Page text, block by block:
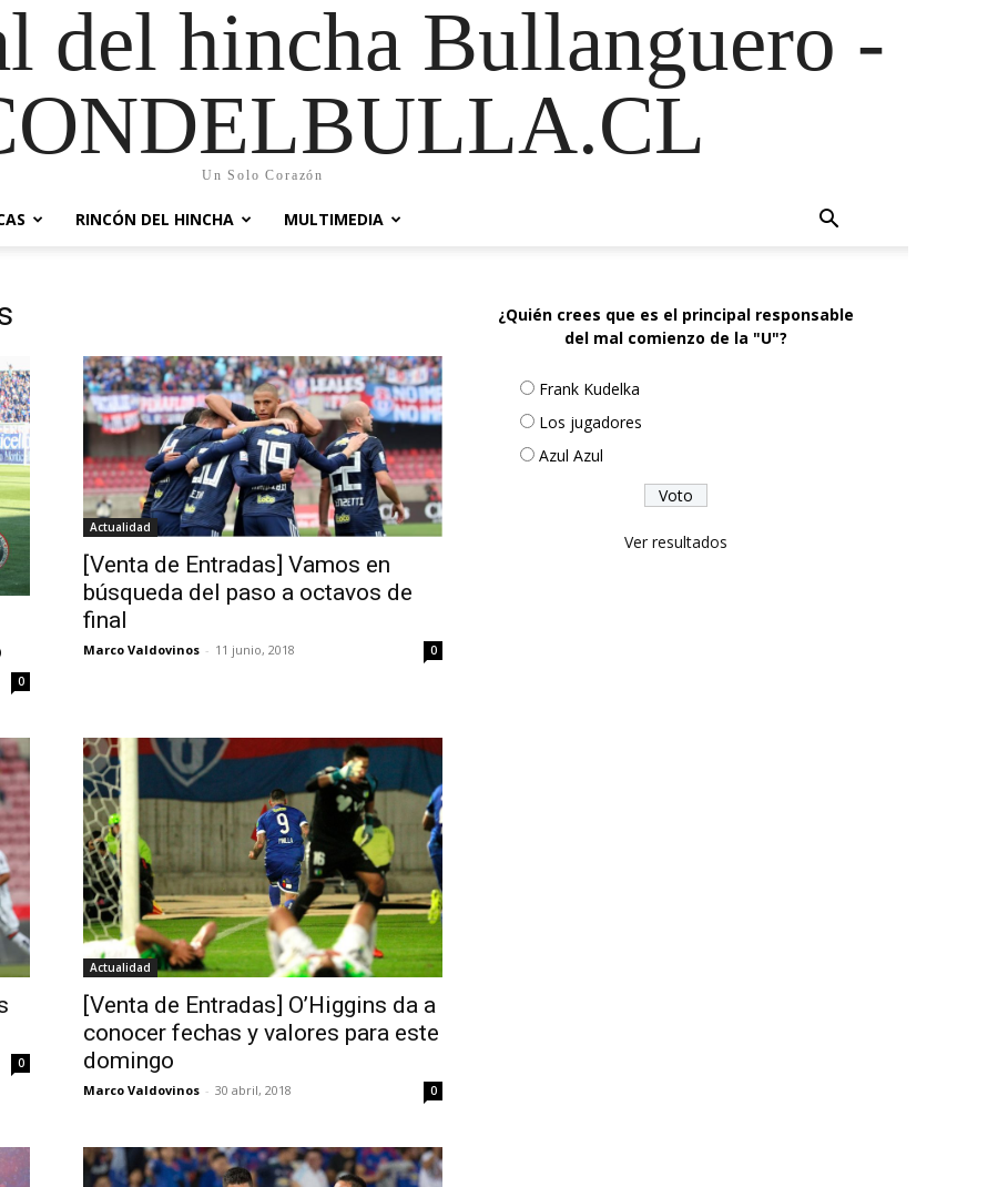
del hincha Bullanguero -
Un Solo Corazón
RINCÓN DEL HINCHA MULTIMEDIA
0
Actualidad
[Venta de Entradas] Vamos en
búsqueda del paso a octavos de
final
Marco Valdovinos - 11 junio, 2018 0
0
Actualidad
[Venta de Entradas] O’Higgins da a
conocer fechas y valores para este
domingo
Marco Valdovinos - 30 abril, 2018 0
¿Quién crees que es el principal responsable
del mal comienzo de la "U"?
Frank Kudelka
Los jugadores
Azul Azul
Ver resultados